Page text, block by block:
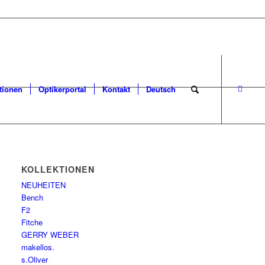
Optikerportal Kontakt Deutsch
KOLLEKTIONEN
NEUHEITEN
Bench
F2
Fitche
GERRY WEBER
makellos.
s.Oliver